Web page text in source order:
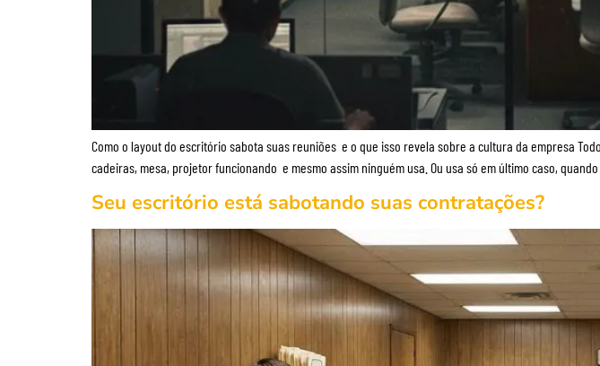
Como o layout do escritório sabota suas reuniões e o que isso revela sobre a cultura da empresa
cadeiras, mesa, projetor funcionando e mesmo assim ninguém usa. Ou usa só em último caso,
Seu escritório está sabotando suas contratações?